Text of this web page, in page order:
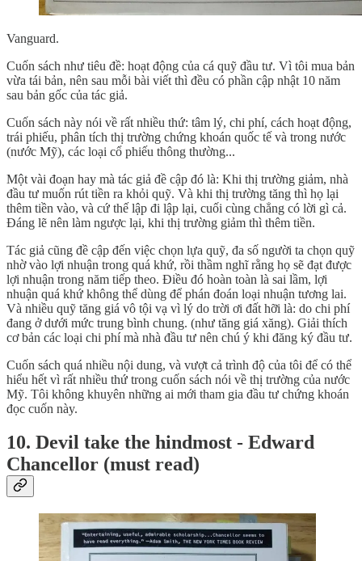
Vanguard.
Cuốn sách như tiêu đề: hoạt động của cá quỹ đầu tư. Vì tôi mua bản
vừa tái bản, nên sau mỗi bài viết thì đều có phần cập nhật 10 năm
sau bản gốc của tác giả.
Cuốn sách này nói về rất nhiều thứ: tâm lý, chi phí, cách hoạt động,
trái phiếu, phân tích thị trường chứng khoán quốc tế và trong nước
(nước Mỹ), các loại cổ phiếu thông thường...
Một vài đoạn hay mà tác giả đề cập đó là: Khi thị trường giảm, nhà
đầu tư muốn rút tiền ra khỏi quỹ. Và khi thị trường tăng thì họ lại
thêm tiền vào, và cứ thế lập đi lập lại, cuối cùng chẳng có lời gì cả.
Đáng lẽ nên làm ngược lại, khi thị trường giảm thì thêm tiền.
Tác giả cũng đề cập đến việc chọn lựa quỹ, đa số người ta chọn quỹ
nhờ vào lợi nhuận trong quá khứ, rồi thầm nghĩ rằng họ sẽ đạt được
lợi nhuận trong năm tiếp theo. Điều đó hoàn toàn là sai lầm, lợi
nhuận quá khứ không thể dùng để phán đoán loại nhuận tương lai.
Và nhiều quỹ tăng giá vô tội vạ vì lý do trời ơi đất hỡi là: do chi phí
đang ở dưới mức trung bình chung. (như tăng giá xăng). Giải thích
cơ bản các loại chi phí mà nhà đầu tư nên chú ý khi đăng ký đầu tư.
Cuốn sách quá nhiều nội dung, và vượt cả trình độ của tôi để có thể
hiểu hết vì rất nhiều thứ trong cuốn sách nói về thị trường của nước
Mỹ. Tôi không khuyên những ai mới tham gia đầu tư chứng khoán
đọc cuốn này.
10. Devil take the hindmost - Edward
Chancellor (must read)